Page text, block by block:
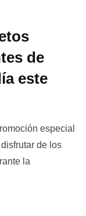
de
este
especial
de los
la